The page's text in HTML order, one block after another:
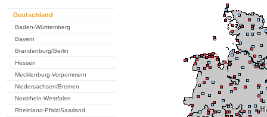
Deutschland
Baden-Württemberg
Bayern
Brandenburg/Berlin
Hessen
Mecklenburg-Vorpommern
Niedersachsen/Bremen
Nordrhein-Westfalen
Rheinland-Pfalz/Saarland